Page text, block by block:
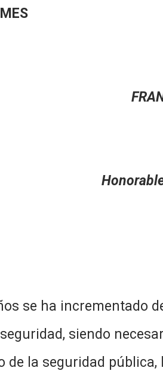
FRANCO
Honorable
ha incrementado de
siendo
la seguridad pública,